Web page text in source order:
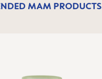
MAM